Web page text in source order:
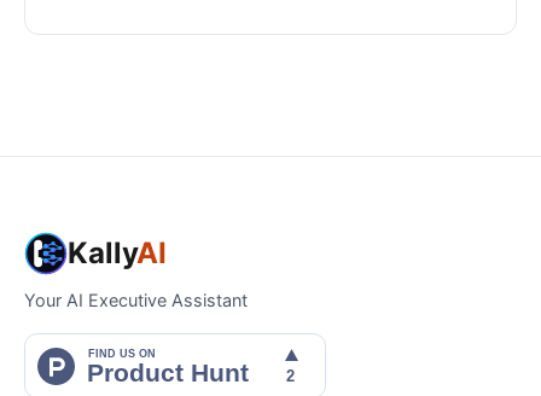
KallyAI
Your AI Executive Assistant